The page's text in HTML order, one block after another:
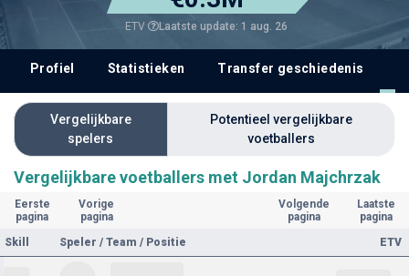
ETV Laatste update: 1 aug. 26
Profiel Statistieken Transfer geschiedenis
Vergelijkbare
spelers
Potentieel vergelijkbare
voetballers
Vergelijkbare voetballers met Jordan Majchrzak
Eerste
pagina
Vorige
pagina
Volgende
pagina
Laatste
pagina
Skill
Speler / Team / Positie ETV